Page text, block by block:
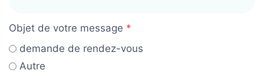
Objet de votre message *
demande de rendez-vous
Autre